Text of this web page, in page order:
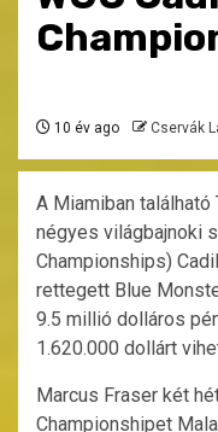
10 év ago Cservák
A Miamiban található
négyes világbajnoki
Championships)
rettegett Blue
9.5 millió dolláros
1.620.000 dollárt
Marcus Fraser két
Championshipet